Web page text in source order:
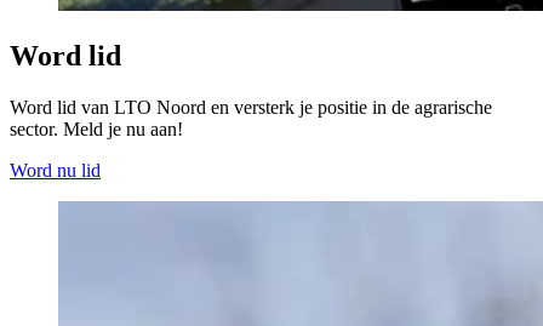
Word lid
Word lid van LTO Noord en versterk je positie in de agrarische
sector. Meld je nu aan!
Word nu lid